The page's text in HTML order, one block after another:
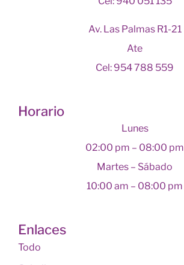
Av. Las Palmas R1-21
Ate
Cel: 954 788 559
Horario
Lunes
02:00 pm – 08:00 pm
Martes – Sábado
10:00 am – 08:00 pm
Enlaces
Todo